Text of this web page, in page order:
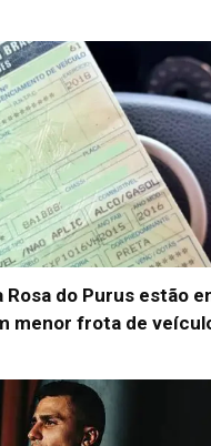
Rosa do Purus estão
menor frota de